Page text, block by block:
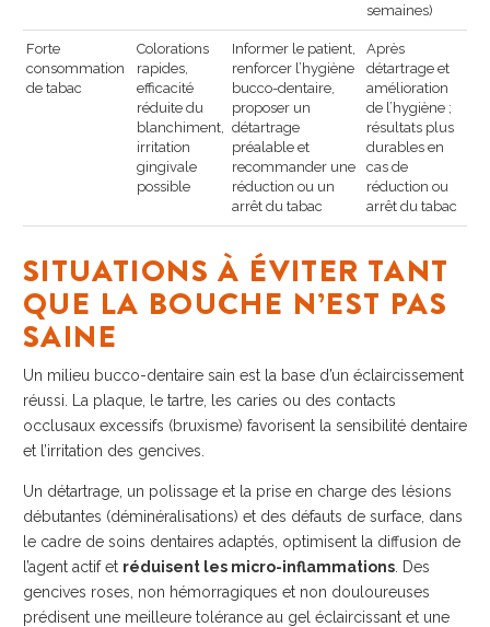
semaines)
Forte
consommation
de tabac
Colorations
rapides,
efficacité
réduite du
blanchiment,
irritation
gingivale
possible
Informer le patient,
renforcer l’hygiène
bucco-dentaire,
proposer un
détartrage
préalable et
recommander une
réduction ou un
arrêt du tabac
Après
détartrage et
amélioration
de l’hygiène ;
résultats plus
durables en
cas de
réduction ou
arrêt du tabac
SITUATIONS À ÉVITER TANT
QUE LA BOUCHE N’EST PAS
SAINE
Un milieu bucco-dentaire sain est la base d’un éclaircissement
réussi. La plaque, le tartre, les caries ou des contacts
occlusaux excessifs (bruxisme) favorisent la sensibilité dentaire
et l’irritation des gencives.
Un détartrage, un polissage et la prise en charge des lésions
débutantes (déminéralisations) et des défauts de surface, dans
le cadre de soins dentaires adaptés, optimisent la diffusion de
l’agent actif et réduisent les micro-inflammations . Des
gencives roses, non hémorragiques et non douloureuses
prédisent une meilleure tolérance au gel éclaircissant et une